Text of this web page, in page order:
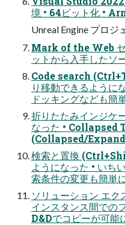
境 • 64ビット化 •
Unreal Engine プロジ
Mark of the Web セ
ットから入手したソ
Code search
り移動できるように
ドッキングなども簡
折りたたみインジケ
なった •
(Collapsed/
検索と置換
ようになった • いち
索条件の変更も簡単
ソリューション エ
インスタンス間での
D&Dでコピーが可能